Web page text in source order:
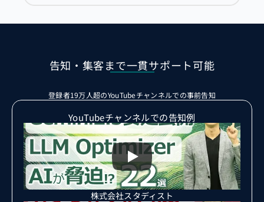
告知・集客まで一貫サポート可能
登録者19万人超のYouTubeチャンネルでの事前告知
YouTubeチャンネルでの告知例
株式会社スタディスト